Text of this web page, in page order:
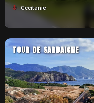
Occitanie
TOUR DE SARDAIGNE